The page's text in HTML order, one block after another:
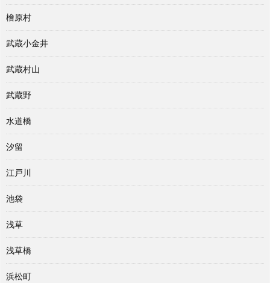
檜原村
武蔵小金井
武蔵村山
武蔵野
水道橋
汐留
江戸川
池袋
浅草
浅草橋
浜松町